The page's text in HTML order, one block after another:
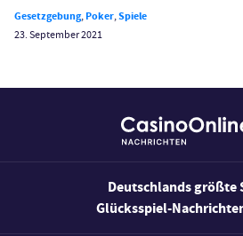
Wirtschaft
Gesetzgebung,Poker,Spiele
23. September 2021
Deutschlands größte
Glücksspiel-